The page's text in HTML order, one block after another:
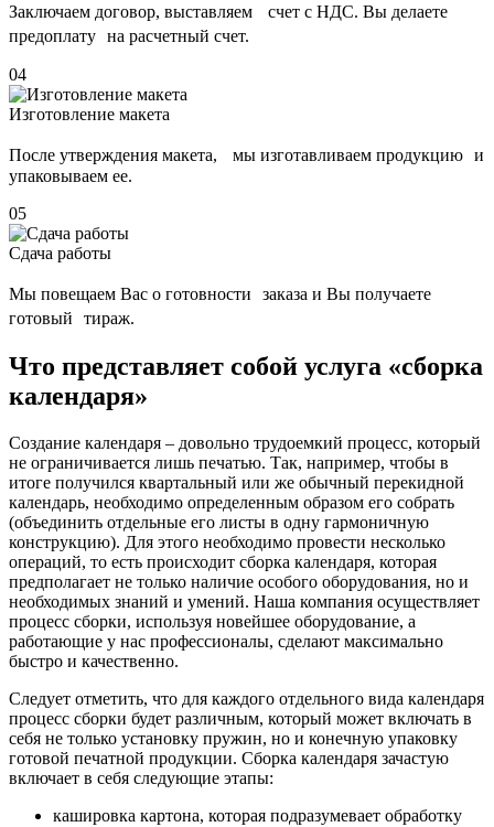
Заключаем договор, выставляем счет с НДС. Вы делаете
предоплату на расчетный счет.
04
Изготовление макета
После утверждения макета, мы изготавливаем продукцию и
упаковываем ее.
05
Сдача работы
Мы повещаем Вас о готовности заказа и Вы получаете
готовый тираж.
Что представляет собой услуга «сборка
календаря»
Создание календаря – довольно трудоемкий процесс, который
не ограничивается лишь печатью. Так, например, чтобы в
итоге получился квартальный или же обычный перекидной
календарь, необходимо определенным образом его собрать
(объединить отдельные его листы в одну гармоничную
конструкцию). Для этого необходимо провести несколько
операций, то есть происходит сборка календаря, которая
предполагает не только наличие особого оборудования, но и
необходимых знаний и умений. Наша компания осуществляет
процесс сборки, используя новейшее оборудование, а
работающие у нас профессионалы, сделают максимально
быстро и качественно.
Следует отметить, что для каждого отдельного вида календаря
процесс сборки будет различным, который может включать в
себя не только установку пружин, но и конечную упаковку
готовой печатной продукции. Сборка календаря зачастую
включает в себя следующие этапы:
кашировка картона, которая подразумевает обработку